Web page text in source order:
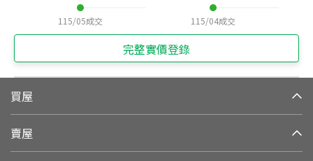
115/05成交 115/04成交
完整實價登錄
買屋
賣屋